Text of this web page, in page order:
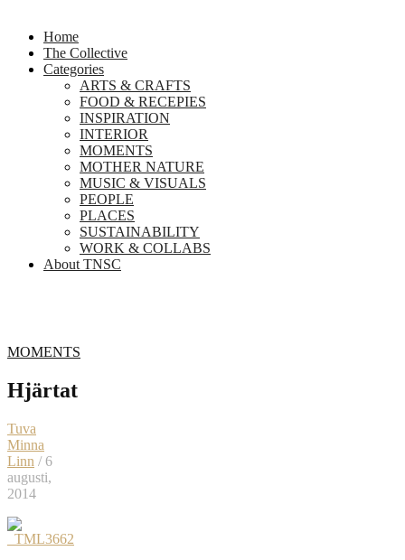
Home
The Collective
Categories
ARTS & CRAFTS
FOOD & RECEPIES
INSPIRATION
INTERIOR
MOMENTS
MOTHER NATURE
MUSIC & VISUALS
PEOPLE
PLACES
SUSTAINABILITY
WORK & COLLABS
About TNSC
MOMENTS
Hjärtat
Tuva
Minna
Linn / 6
augusti,
2014